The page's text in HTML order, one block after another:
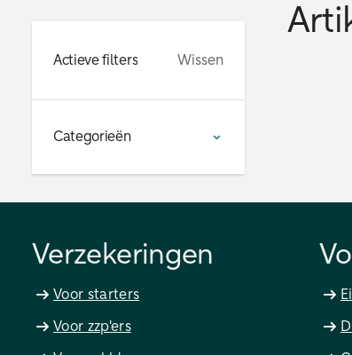
Actieve filters Wissen
Categorieën
Verzekeringen
Voor starters
Voor zzp'ers